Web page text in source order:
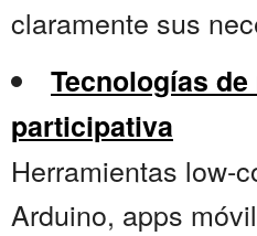
claramente sus
Tecnologías
participativa
Herramientas low-
Arduino, apps